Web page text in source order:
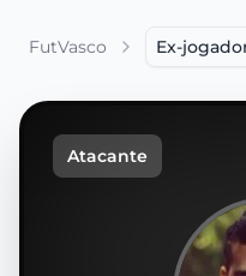
FutVasco Ex-
Atacante